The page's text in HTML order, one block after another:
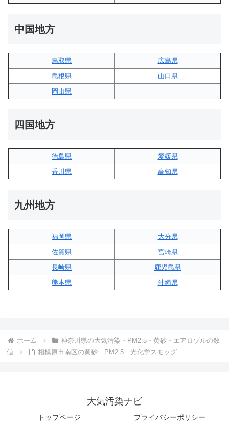
中国地方
鳥取県
広島県
島根県
山口県
岡山県
–
四国地方
徳島県
愛媛県
香川県
高知県
九州地方
福岡県
大分県
佐賀県
宮崎県
長崎県
鹿児島県
熊本県
沖縄県
ホーム
神奈川県の大気汚染・PM2.5・黄砂・エアロゾルの数
値
相模原市南区の黄砂｜PM2.5｜光化学スモッグ
大気汚染ナビ
トップページ プライバシーポリシー